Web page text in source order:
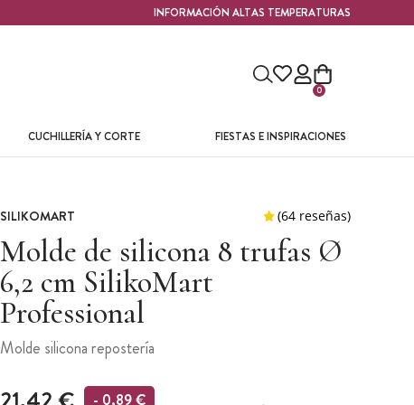
INFORMACIÓN ALTAS TEMPERATURAS
0
CUCHILLERÍA Y CORTE FIESTAS E INSPIRACIONES
SILIKOMART
Molde de silicona 8 trufas Ø
6,2 cm SilikoMart
Professional
Molde silicona repostería
- 0,89 €